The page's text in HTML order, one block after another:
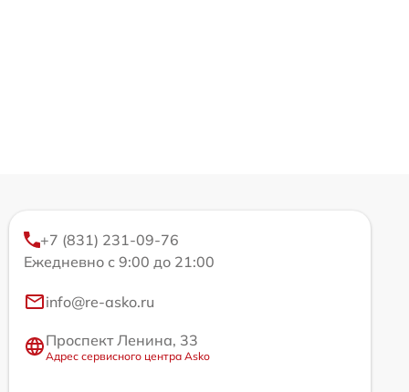
+7 (831) 231-09-76
Ежедневно с 9:00 до 21:00
info@re-asko.ru
Проспект Ленина, 33
Адрес сервисного центра Asko